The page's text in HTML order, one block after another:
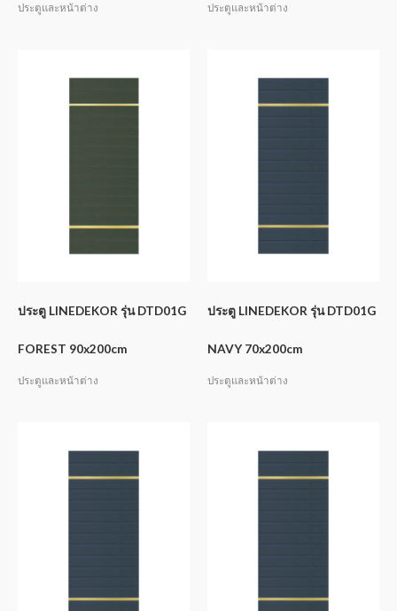
ประตูและหน้าต่าง ประตูและหน้าต่าง
ประตู LINEDEKOR รุ่น DTD01G
FOREST 90x200cm
ประตูและหน้าต่าง
ประตู LINEDEKOR รุ่น DTD01G
NAVY 70x200cm
ประตูและหน้าต่าง